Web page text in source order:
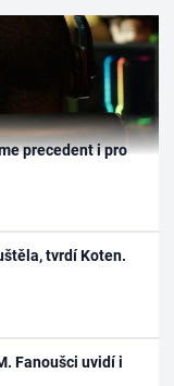
precedent i pro
tvrdí Koten.
Fanoušci uvidí i